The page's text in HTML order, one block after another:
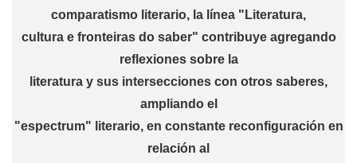
comparatismo literario, la línea "Literatura,
cultura e fronteiras do saber" contribuye agregando
reflexiones sobre la
literatura y sus intersecciones con otros saberes,
ampliando el
"espectrum" literario, en constante reconfiguración en
relación al